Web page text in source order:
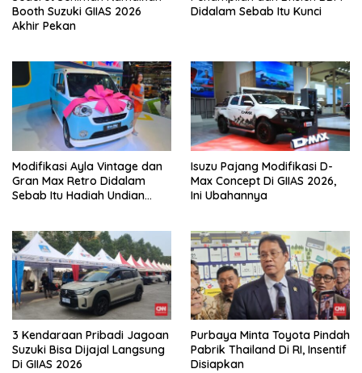
Booth Suzuki GIIAS 2026
Akhir Pekan
Didalam Sebab Itu Kunci
Modifikasi Ayla Vintage dan
Gran Max Retro Didalam
Sebab Itu Hadiah Undian
Isuzu Pajang Modifikasi D-
Max Concept Di GIIAS 2026,
Ini Ubahannya
3 Kendaraan Pribadi Jagoan
Suzuki Bisa Dijajal Langsung
Di GIIAS 2026
Purbaya Minta Toyota Pindah
Pabrik Thailand Di RI, Insentif
Disiapkan